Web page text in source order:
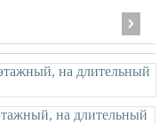
›